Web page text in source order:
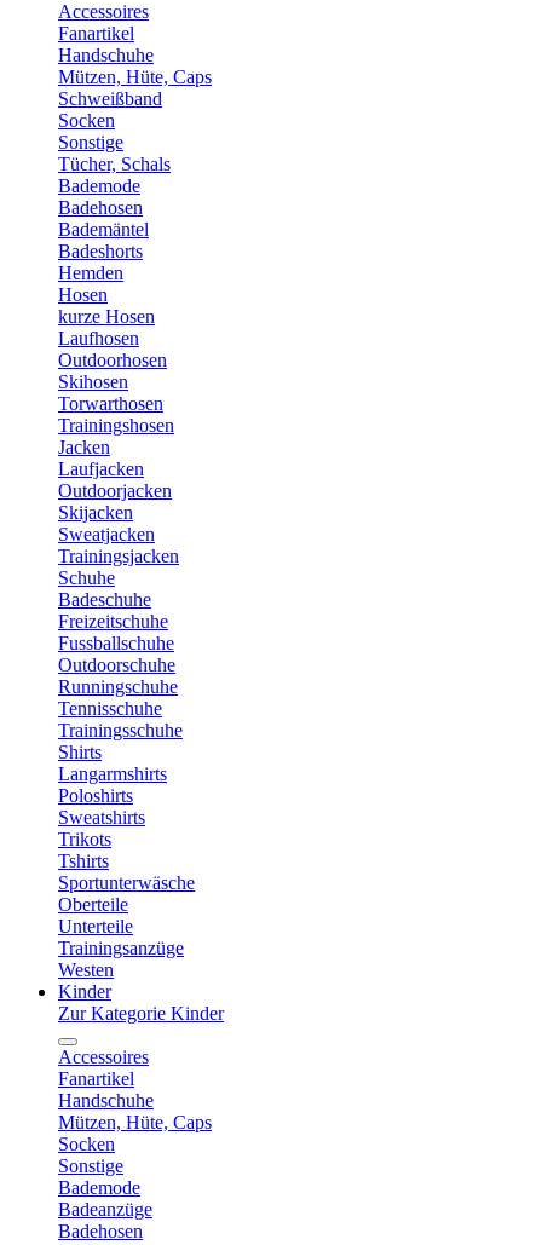
Accessoires
Fanartikel
Handschuhe
Mützen, Hüte, Caps
Schweißband
Socken
Sonstige
Tücher, Schals
Bademode
Badehosen
Bademäntel
Badeshorts
Hemden
Hosen
kurze Hosen
Laufhosen
Outdoorhosen
Skihosen
Torwarthosen
Trainingshosen
Jacken
Laufjacken
Outdoorjacken
Skijacken
Sweatjacken
Trainingsjacken
Schuhe
Badeschuhe
Freizeitschuhe
Fussballschuhe
Outdoorschuhe
Runningschuhe
Tennisschuhe
Trainingsschuhe
Shirts
Langarmshirts
Poloshirts
Sweatshirts
Trikots
Tshirts
Sportunterwäsche
Oberteile
Unterteile
Trainingsanzüge
Westen
Kinder
Zur Kategorie Kinder
Accessoires
Fanartikel
Handschuhe
Mützen, Hüte, Caps
Socken
Sonstige
Bademode
Badeanzüge
Badehosen